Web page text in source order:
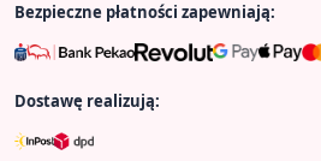
Bezpieczne płatności zapewniają:
Dostawę realizują: